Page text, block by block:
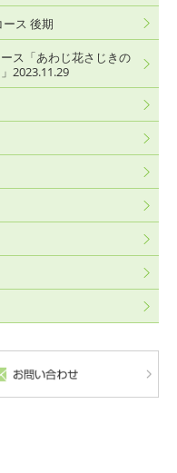
ス 後期
ス「あわじ花さじきの
2023.11.29